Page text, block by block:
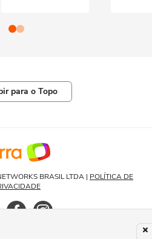
para o Topo
BRASIL LTDA | POLÍTICA DE